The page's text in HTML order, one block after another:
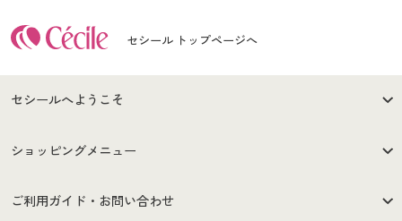
セシール トップページへ
セシールへようこそ
はじめての方へ
セシールご利用規約
ショッピングメニュー
商品カテゴリ
ご利用ガイド・お問い合わせ